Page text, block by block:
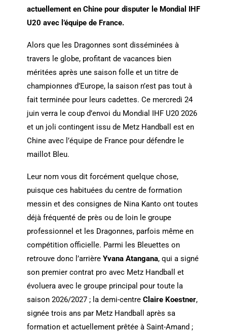
actuellement en Chine pour disputer le Mondial IHF
U20 avec l’équipe de France.
Alors que les Dragonnes sont disséminées à
travers le globe, profitant de vacances bien
méritées après une saison folle et un titre de
championnes d’Europe, la saison n’est pas tout à
fait terminée pour leurs cadettes. Ce mercredi 24
juin verra le coup d’envoi du Mondial IHF U20 2026
et un joli contingent issu de Metz Handball est en
Chine avec l’équipe de France pour défendre le
maillot Bleu.
Leur nom vous dit forcément quelque chose,
puisque ces habituées du centre de formation
messin et des consignes de Nina Kanto ont toutes
déjà fréquenté de près ou de loin le groupe
professionnel et les Dragonnes, parfois même en
compétition officielle. Parmi les Bleuettes on
retrouve donc l’arrière Yvana Atangana, qui a signé
son premier contrat pro avec Metz Handball et
évoluera avec le groupe principal pour toute la
saison 2026/2027 ; la demi-centre Claire Koestner,
signée trois ans par Metz Handball après sa
formation et actuellement prêtée à Saint-Amand ;